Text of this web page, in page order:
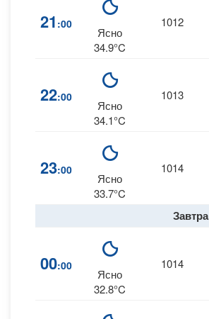
21 :00
Ясно
34.9°C
1012
22:00
Ясно
34.1°C
1013
23:00
Ясно
33.7°C
1014
Завтра
00:00
Ясно
32.8°C
1014